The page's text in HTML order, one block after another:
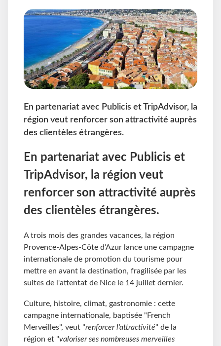
En partenariat avec Publicis et TripAdvisor, la
région veut renforcer son attractivité auprès
des clientèles étrangères.
En partenariat avec Publicis et
TripAdvisor, la région veut
renforcer son attractivité auprès
des clientèles étrangères.
A trois mois des grandes vacances, la région
Provence-Alpes-Côte d’Azur lance une campagne
internationale de promotion du tourisme pour
mettre en avant la destination, fragilisée par les
suites de l'attentat de Nice le 14 juillet dernier.
Culture, histoire, climat, gastronomie : cette
campagne internationale, baptisée "French
Merveilles", veut "renforcer l'attractivité" de la
région et "valoriser ses nombreuses merveilles